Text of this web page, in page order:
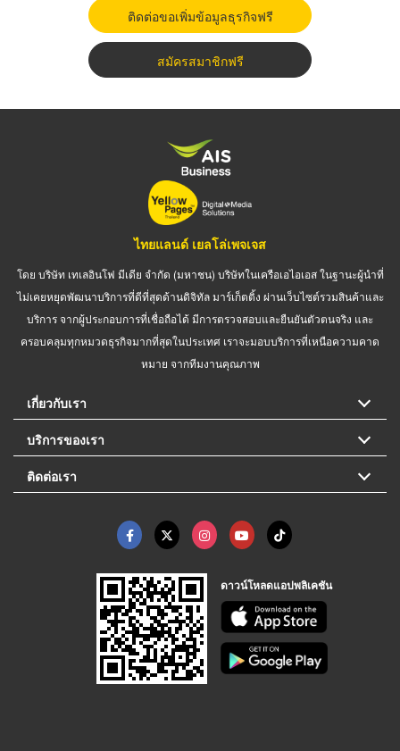
ติดต่อขอเพิ่มข้อมูลธุรกิจฟรี
สมัครสมาชิกฟรี
ไทยแลนด์ เยลโล่เพจเจส
โดย บริษัท เทเลอินโฟ มีเดีย จำกัด (มหาชน) บริษัทในเครือเอไอเอส ในฐานะผู้นำที่
ไม่เคยหยุดพัฒนาบริการที่ดีที่สุดด้านดิจิทัล มาร์เก็ตติ้ง ผ่านเว็บไซต์รวมสินค้าและ
บริการ จากผู้ประกอบการที่เชื่อถือได้ มีการตรวจสอบและยืนยันตัวตนจริง และ
ครอบคลุมทุกหมวดธุรกิจมากที่สุดในประเทศ เราจะมอบบริการที่เหนือความคาด
หมาย จากทีมงานคุณภาพ
เกี่ยวกับเรา
บริการของเรา
ติดต่อเรา
ดาวน์โหลดแอปพลิเคชัน